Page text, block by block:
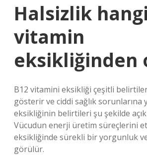
Halsizlik hangi
vitamin
eksikliğinden
B12 vitamini eksikliği çeşitli
gösterir ve ciddi sağlık sorunlarına
eksikliğinin belirtileri şu şekilde
Vücudun enerji üretim süreçlerini
eksikliğinde sürekli bir yorgunluk
görülür.